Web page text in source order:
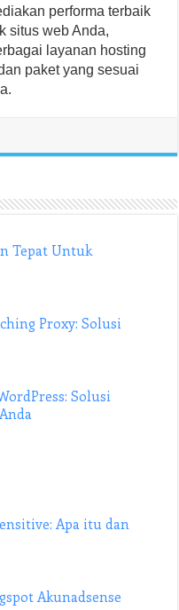
performa terbaik
situs web Anda,
layanan hosting
paket yang sesuai
Tepat Untuk
Proxy: Solusi
Solusi
Apa itu dan
Akunadsense